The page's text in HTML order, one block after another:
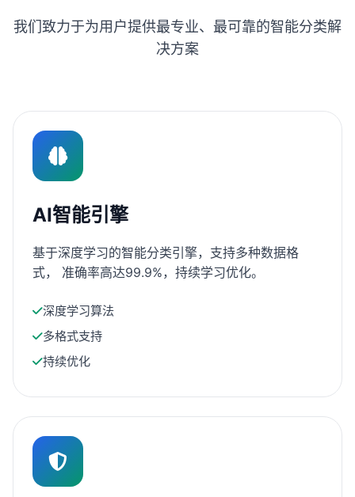
我们致力于为用户提供最专业、最可靠的智能分类解
决方案
AI智能引擎
基于深度学习的智能分类引擎，支持多种数据格
式， 准确率高达99.9%，持续学习优化。
深度学习算法
多格式支持
持续优化